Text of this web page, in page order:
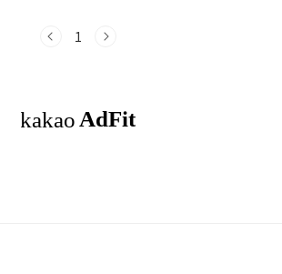
Language Processing) 분야에서 혁신적인
1